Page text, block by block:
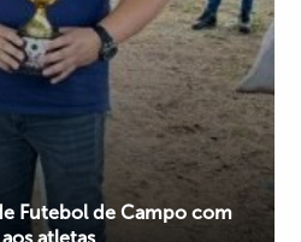
Futebol de Campo com